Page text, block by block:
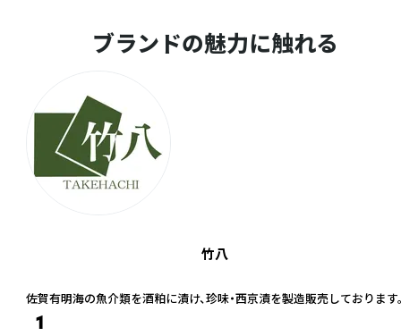
ブランドの魅力に触れる
竹八
佐賀有明海の魚介類を酒粕に漬け、珍味・西京漬を製造販売しております
1